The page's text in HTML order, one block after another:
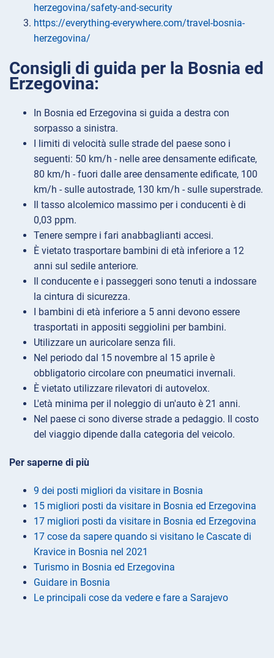
herzegovina/safety-and-security
https://everything-everywhere.com/travel-bosnia-
herzegovina/
Consigli di guida per la Bosnia ed
Erzegovina:
In Bosnia ed Erzegovina si guida a destra con
sorpasso a sinistra.
I limiti di velocità sulle strade del paese sono i
seguenti: 50 km/h - nelle aree densamente edificate,
80 km/h - fuori dalle aree densamente edificate, 100
km/h - sulle autostrade, 130 km/h - sulle superstrade.
Il tasso alcolemico massimo per i conducenti è di
0,03 ppm.
Tenere sempre i fari anabbaglianti accesi.
È vietato trasportare bambini di età inferiore a 12
anni sul sedile anteriore.
Il conducente e i passeggeri sono tenuti a indossare
la cintura di sicurezza.
I bambini di età inferiore a 5 anni devono essere
trasportati in appositi seggiolini per bambini.
Utilizzare un auricolare senza fili.
Nel periodo dal 15 novembre al 15 aprile è
obbligatorio circolare con pneumatici invernali.
È vietato utilizzare rilevatori di autovelox.
L'età minima per il noleggio di un'auto è 21 anni.
Nel paese ci sono diverse strade a pedaggio. Il costo
del viaggio dipende dalla categoria del veicolo.
Per saperne di più
9 dei posti migliori da visitare in Bosnia
15 migliori posti da visitare in Bosnia ed Erzegovina
17 migliori posti da visitare in Bosnia ed Erzegovina
17 cose da sapere quando si visitano le Cascate di
Kravice in Bosnia nel 2021
Turismo in Bosnia ed Erzegovina
Guidare in Bosnia
Le principali cose da vedere e fare a Sarajevo